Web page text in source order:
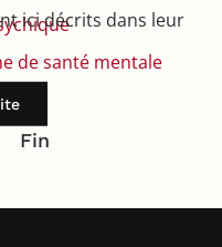
ici décrits dans leur
de santé mentale
Fin